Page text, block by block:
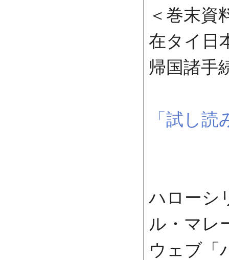
＜巻末資
在タイ日
帰国諸手
「試し読
ハローシ
ル・マレ
ウェブ「